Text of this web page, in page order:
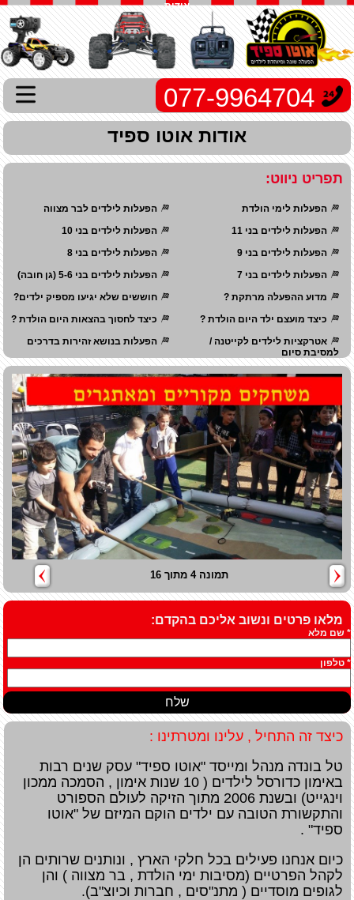
אודות
077-9964704
אודות אוטו ספיד
תפריט ניווט:
הפעלות לימי הולדת
הפעלות לילדים לבר מצווה
הפעלות לילדים בני 11
הפעלות לילדים בני 10
הפעלות לילדים בני 9
הפעלות לילדים בני 8
הפעלות לילדים בני 7
הפעלות לילדים בני 5-6 (גן חובה)
מדוע ההפעלה מרתקת ?
חוששים שלא יגיעו מספיק ילדים?
כיצד מועצם ילד היום הולדת ?
כיצד לחסוך בהצאות היום הולדת ?
אטרקציות לילדים לקייטנה /
למסיבת סיום
הפעלות בנושא זהירות בדרכים
תמונה 4 מתוך 16
מלאו פרטים ונשוב אליכם בהקדם:
* שם מלא
* טלפון
כיצד זה התחיל , עלינו ומטרתינו :
טל בונדה מנהל ומייסד "אוטו ספיד" עסק שנים רבות
באימון כדורסל לילדים ( 10 שנות אימון , הסמכה ממכון
וינגייט) ובשנת 2006 מתוך הזיקה לעולם הספורט
והתקשורת הטובה עם ילדים הוקם המיזם של "אוטו
ספיד" .
כיום אנחנו פעילים בכל חלקי הארץ , ונותנים שרותים הן
לקהל הפרטיים (מסיבות ימי הולדת , בר מצווה ) והן
לגופים מוסדיים ( מתנ"סים , חברות וכיוצ"ב).